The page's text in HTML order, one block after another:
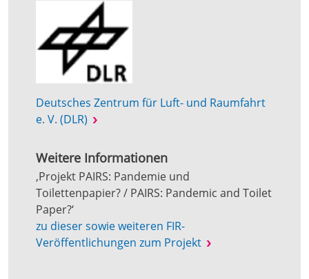
Deutsches Zentrum für Luft- und Raumfahrt
e. V. (DLR)
Weitere Informationen
‚Projekt PAIRS: Pandemie und
Toilettenpapier? / PAIRS: Pandemic and Toilet
Paper?‘
zu dieser sowie weiteren FIR-
Veröffentlichungen zum Projekt